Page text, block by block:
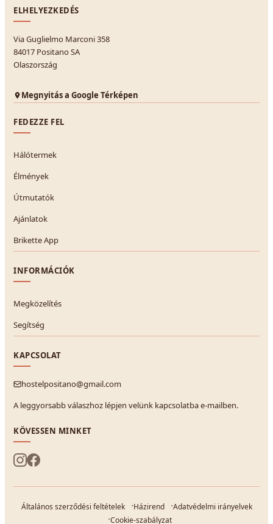
ELHELYEZKEDÉS
Via Guglielmo Marconi 358
84017 Positano SA
Olaszország
Megnyitás a Google Térképen
FEDEZZE FEL
Hálótermek
Élmények
Útmutatók
Ajánlatok
Brikette App
INFORMÁCIÓK
Megközelítés
Segítség
KAPCSOLAT
hostelpositano@gmail.com
A leggyorsabb válaszhoz lépjen velünk kapcsolatba e-mailben.
KÖVESSEN MINKET
Általános szerződési feltételek Házirend
Adatvédelmi irányelvek
Cookie-szabályzat